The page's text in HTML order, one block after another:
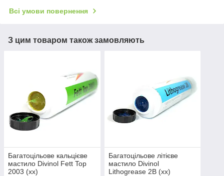
Всі умови повернення
З цим товаром також замовляють
Багатоцільове кальцієве
мастило Divinol Fett Top
2003 (xx)
Багатоцільове літієве
мастило Divinol
Lithogrease 2B (xx)